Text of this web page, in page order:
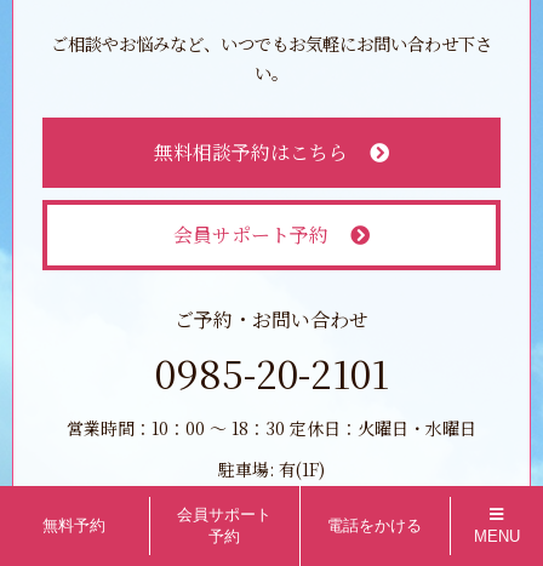
ご相談やお悩みなど、いつでもお気軽にお問い合わせ下さ
い。
無料相談予約はこちら
会員サポート予約
ご予約・お問い合わせ
0985-20-2101
営業時間：10：00 ～ 18：30 定休日：火曜日・水曜日
駐車場: 有(1F)
無料予約
会員サポート
予約
電話をかける
MENU